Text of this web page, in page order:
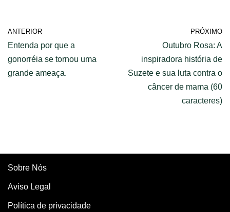
ANTERIOR
Entenda por que a
gonorréia se tornou uma
grande ameaça.
PRÓXIMO
Outubro Rosa: A
inspiradora história de
Suzete e sua luta contra o
câncer de mama (60
caracteres)
Sobre Nós
Aviso Legal
Política de privacidade